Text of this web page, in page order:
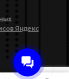
Яндекс